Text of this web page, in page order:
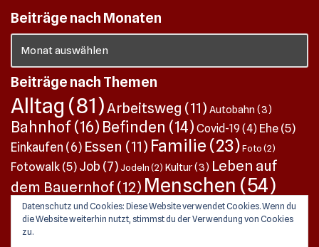
Beiträge nach Monaten
Beiträge nach Themen
Alltag (81)Arbeitsweg (11) Autobahn (3)
Bahnhof(16) Befinden (14) Covid-19 (4) Ehe (5)
Einkaufen (6) Essen (11) Familie (23) Foto (2)
Fotowalk (5) Job (7) Jodeln (2) Kultur(3) Leben auf
dem Bauernhof (12) Menschen (54)
Music(6)Pendeln(13)Pensionierung(8) Perspektive
Alltag Quergedanken(25)
Datenschutz und Cookies: Diese Website verwendet Cookies. Wenn du
die Website weiterhin nutzt, stimmst du der Verwendung von Cookies
zu.